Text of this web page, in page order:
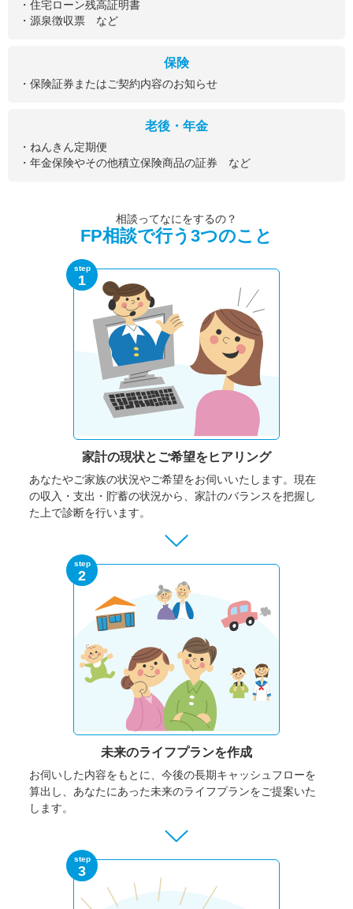
・住宅ローン残高証明書
・源泉徴収票 など
保険
・保険証券またはご契約内容のお知らせ
老後・年金
・ねんきん定期便
・年金保険やその他積立保険商品の証券 など
相談ってなにをするの？
FP相談で行う3つのこと
step
1
家計の現状と ご希望をヒアリング
あなたやご家族の状況やご希望をお伺いいたします。 現在
の収入・支出・貯蓄の状況から、家計のバランスを把握し
た上で診断を行います。
step
2
未来のライフプランを作成
お伺いした内容をもとに、今後の長期キャッシュフローを
算出し、あなたにあった未来のライフプランをご提案いた
します。
step
3